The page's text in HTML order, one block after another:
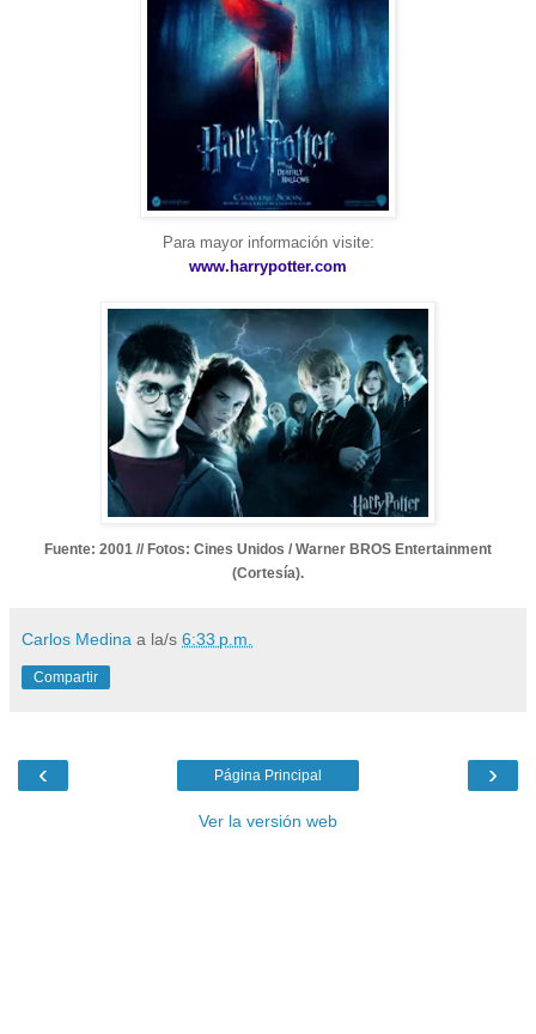
Para mayor información visite:
www.harrypotter.com
Fuente: 2001 // Fotos: Cines Unidos / Warner BROS Entertainment
(Cortesía).
Carlos Medina a la/s 6:33 p.m.
Compartir
‹ ›
Página Principal
Ver la versión web